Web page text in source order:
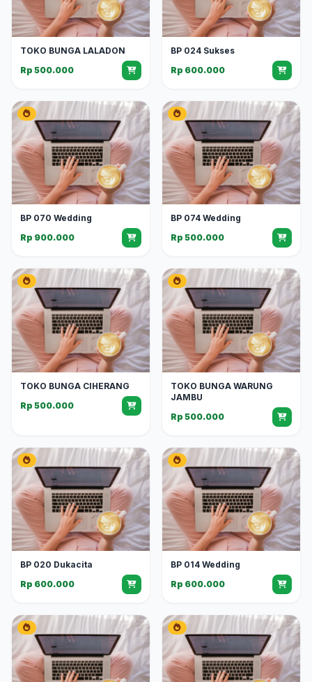
TOKO BUNGA LALADON
Rp 500.000
BP 024 Sukses
Rp 600.000
BP 070 Wedding
Rp 900.000
BP 074 Wedding
Rp 500.000
TOKO BUNGA CIHERANG
Rp 500.000
TOKO BUNGA WARUNG
JAMBU
Rp 500.000
BP 020 Dukacita
Rp 600.000
BP 014 Wedding
Rp 600.000